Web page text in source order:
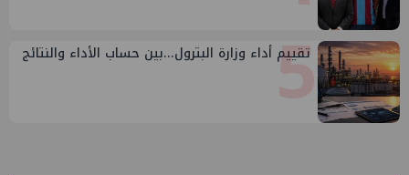
5
تقييم أداء وزارة البترول...بين حساب الأداء والنتائج